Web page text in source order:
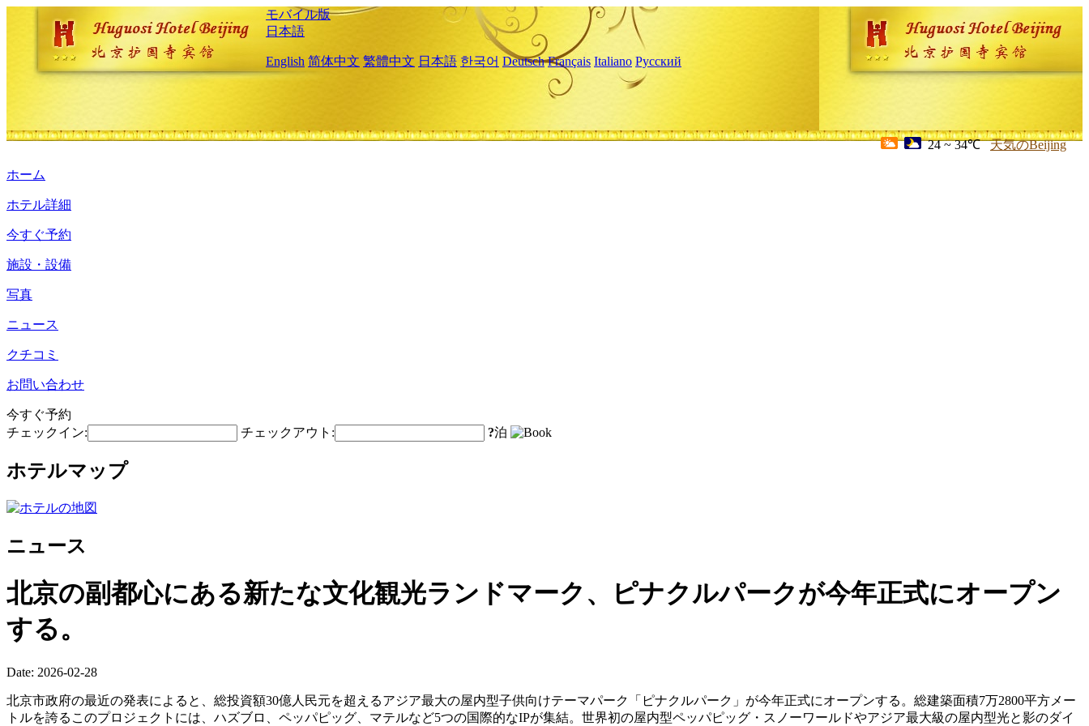
モバイル版
日本語
English 简体中文 繁體中文 日本語 한국어 Deutsch Français Italiano Русский
24 ~ 34℃ 天気のBeijing
ホーム
ホテル詳細
今すぐ予約
施設・設備
写真
ニュース
クチコミ
お問い合わせ
今すぐ予約
チェックイン:
チェックアウト: ?泊
ホテルマップ
ニュース
北京の副都心にある新たな文化観光ランドマーク、ピナクルパークが今年正式にオープン
する。
Date: 2026-02-28
北京市政府の最近の発表によると、総投資額30億人民元を超えるアジア最大の屋内型子供向けテーマパーク「ピナクルパーク」が今年正式にオープンする。総建築面積7万2800平方メー
トルを誇るこのプロジェクトには、ハズブロ、ペッパピッグ、マテルなど5つの国際的なIPが集結。世界初の屋内型ペッパピッグ・スノーワールドやアジア最大級の屋内型光と影のダイ